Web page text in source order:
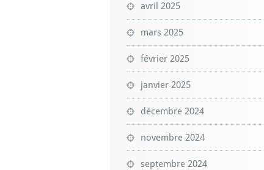
avril 2025
mars 2025
février 2025
janvier 2025
décembre 2024
novembre 2024
septembre 2024